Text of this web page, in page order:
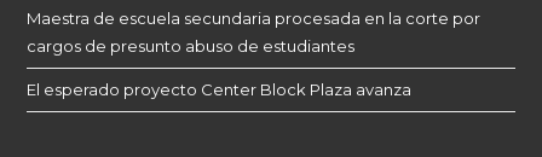
Maestra de escuela secundaria procesada en la corte por
cargos de presunto abuso de estudiantes
El esperado proyecto Center Block Plaza avanza